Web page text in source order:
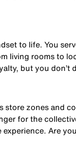
to life. You
living rooms to
but you don’t
zones and
for the
Are